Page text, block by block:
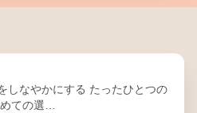
しなやかにする たったひとつの
ての選…